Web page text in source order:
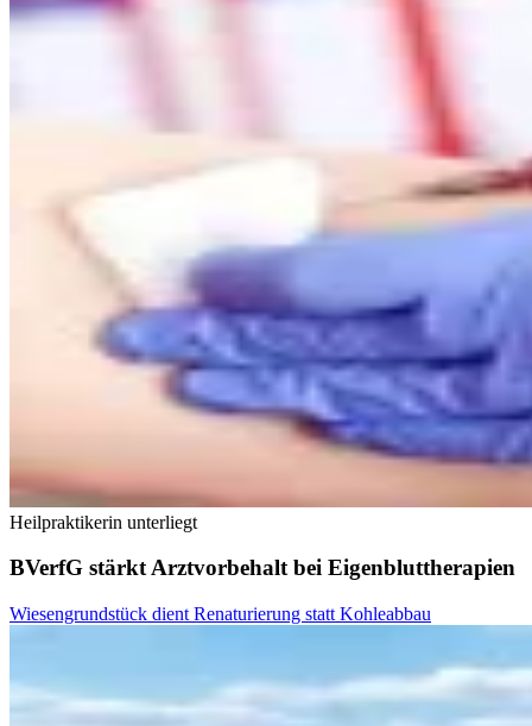
Heilpraktikerin unterliegt
BVerfG stärkt Arztvorbehalt bei Eigenbluttherapien
Wiesengrundstück dient Renaturierung statt Kohleabbau